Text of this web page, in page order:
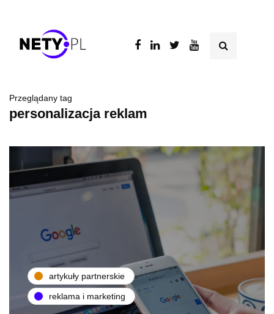
Przeglądany tag
personalizacja reklam
artykuły partnerskie
reklama i marketing